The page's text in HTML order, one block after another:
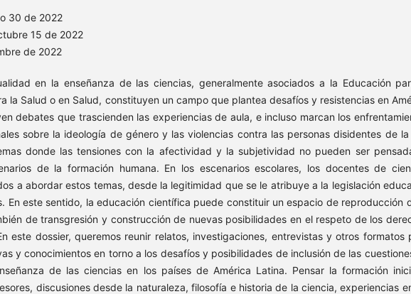
30 de 2022
15 de 2022
de 2022
en la enseñanza de las ciencias, generalmente asociados a la Educación
la Salud o en Salud, constituyen un campo que plantea desafíos y resistencias en
debates que trascienden las experiencias de aula, e incluso marcan los
sobre la ideología de género y las violencias contra las personas disidentes de
donde las tensiones con la afectividad y la subjetividad no pueden ser
de la formación humana. En los escenarios escolares, los docentes de
a abordar estos temas, desde la legitimidad que se le atribuye a la legislación
En este sentido, la educación científica puede constituir un espacio de reproducción
de transgresión y construcción de nuevas posibilidades en el respeto de los
este dossier, queremos reunir relatos, investigaciones, entrevistas y otros formatos
y conocimientos en torno a los desafíos y posibilidades de inclusión de las
de las ciencias en los países de América Latina. Pensar la formación
discusiones desde la naturaleza, filosofía e historia de la ciencia, experiencias